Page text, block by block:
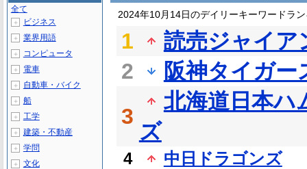
2024年10月14日のデイリーキーワードラ
1
読売ジャイア
2
阪神タイガー
3
北海道日本ハ
ズ
4
中日ドラゴンズ
全て
＋ ビジネス
＋ 業界用語
＋ コンピュータ
＋ 電車
＋ 自動車・バイク
＋ 船
＋ 工学
＋ 建築・不動産
＋ 学問
＋ 文化